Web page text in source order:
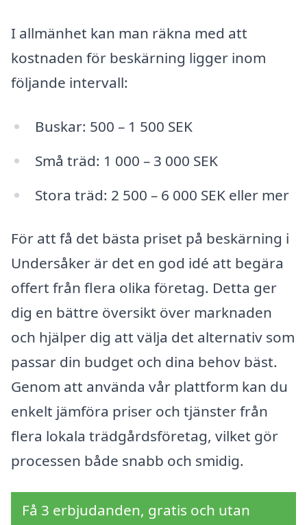
I allmänhet kan man räkna med att
kostnaden för beskärning ligger inom
följande intervall:
Buskar: 500 – 1 500 SEK
Små träd: 1 000 – 3 000 SEK
Stora träd: 2 500 – 6 000 SEK eller mer
För att få det bästa priset på beskärning i
Undersåker är det en god idé att begära
offert från flera olika företag. Detta ger
dig en bättre översikt över marknaden
och hjälper dig att välja det alternativ som
passar din budget och dina behov bäst.
Genom att använda vår plattform kan du
enkelt jämföra priser och tjänster från
flera lokala trädgårdsföretag, vilket gör
processen både snabb och smidig.
Få 3 erbjudanden, gratis och utan